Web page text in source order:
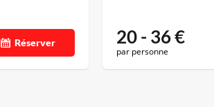
Réserver 20 - 36€
par personne